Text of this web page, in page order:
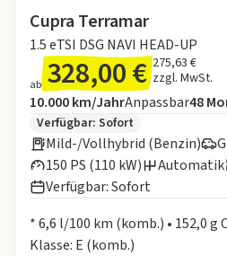
Cupra Terramar
1.5 eTSI DSG NAVI HEAD-UP
ab 328,00 € 275,63 €
zzgl. MwSt.
Angebotsdetails:
Inklusive Laufleistung
10.000 km/JahrAnpassbar48
Zusätzliche
Verfügbar: Sofort
Mild-/Vollhybrid (Benzin)
150 PS (110 kW)
Automatik
Verfügbar: Sofort
* 6,6 l/100 km (komb.) • 152,0 g
Klasse: E (komb.)